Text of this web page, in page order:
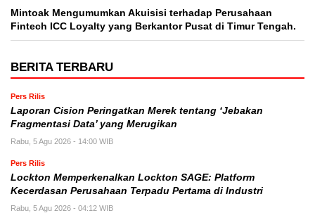
Mintoak Mengumumkan Akuisisi terhadap Perusahaan
Fintech ICC Loyalty yang Berkantor Pusat di Timur Tengah.
BERITA TERBARU
Pers Rilis
Laporan Cision Peringatkan Merek tentang ‘Jebakan
Fragmentasi Data’ yang Merugikan
Rabu, 5 Agu 2026 - 14:00 WIB
Pers Rilis
Lockton Memperkenalkan Lockton SAGE: Platform
Kecerdasan Perusahaan Terpadu Pertama di Industri
Rabu, 5 Agu 2026 - 04:12 WIB